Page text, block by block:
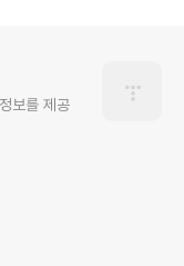
보를 제공